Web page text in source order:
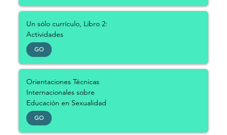
Un sólo currículo, Libro 2:
Actividades
GO
Orientaciones Técnicas
Internacionales sobre
Educación en Sexualidad
GO